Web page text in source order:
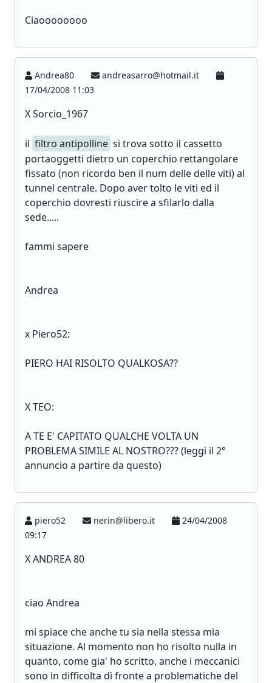
Ciaoooooooo
Andrea80
andreasarro@hotmail.it
17/04/2008 11:03
X Sorcio_1967
il filtro antipolline si trova sotto il cassetto
portaoggetti dietro un coperchio rettangolare
fissato (non ricordo ben il num delle delle viti) al
tunnel centrale. Dopo aver tolto le viti ed il
coperchio dovresti riuscire a sfilarlo dalla
sede.....
fammi sapere
Andrea
x Piero52:
PIERO HAI RISOLTO QUALKOSA??
X TEO:
A TE E' CAPITATO QUALCHE VOLTA UN
PROBLEMA SIMILE AL NOSTRO??? (leggi il 2°
annuncio a partire da questo)
piero52 nerin@libero.it
24/04/2008
09:17
X ANDREA 80
ciao Andrea
mi spiace che anche tu sia nella stessa mia
situazione. Al momento non ho risolto nulla in
quanto, come gia' ho scritto, anche i meccanici
sono in difficolta di fronte a problematiche del